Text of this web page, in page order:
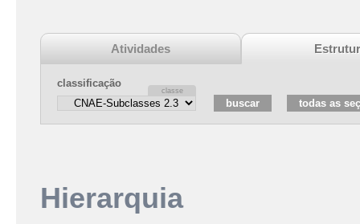
Atividades
classificação
Hierarquia